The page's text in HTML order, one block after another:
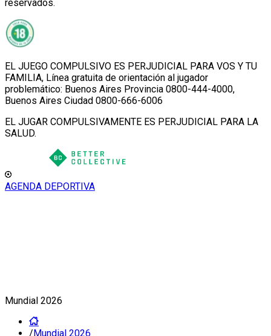
reservados.
EL JUEGO COMPULSIVO ES PERJUDICIAL PARA VOS Y TU
FAMILIA, Línea gratuita de orientación al jugador
problemático: Buenos Aires Provincia 0800-444-4000,
Buenos Aires Ciudad 0800-666-6006
EL JUGAR COMPULSIVAMENTE ES PERJUDICIAL PARA LA
SALUD.
AGENDA DEPORTIVA
Mundial 2026
/Mundial 2026